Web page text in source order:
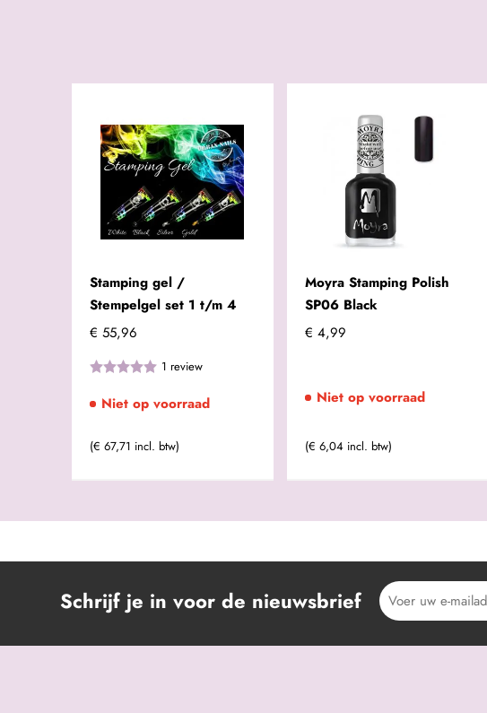
Stamping gel /
Stempelgel set 1 t/m 4
€ 55,96
1 review
Niet op voorraad
(€ 67,71 incl. btw)
Moyra Stamping Polish
SP06 Black
€ 4,99
Niet op voorraad
(€ 6,04 incl. btw)
Schrijf je in voor de nieuwsbrief